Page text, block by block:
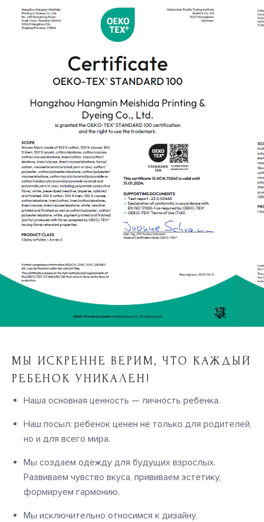
МЫ ИСКРЕННЕ ВЕРИМ, ЧТО КАЖДЫЙ
РЕБЕНОК УНИКАЛЕН!
Наша основная ценность — личность ребенка.
Наш посыл: ребенок ценен не только для родителей,
но и для всего мира.
Мы создаем одежду для будущих взрослых.
Развиваем чувство вкуса, прививаем эстетику,
формируем гармонию.
Мы исключительно относимся к дизайну,